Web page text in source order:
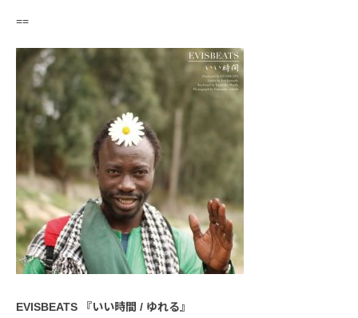
==
EVISBEATS 『いい時間 / ゆれる』